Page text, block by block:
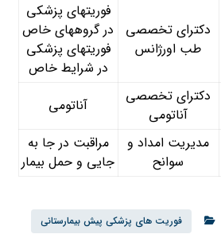
دکترای تخصصی
طب اورژانس
فوریت­های پزشکی
در گروه­های خاص
فوریت­های پزشکی
در شرایط خاص
دکترای تخصصی
آناتومی
آناتومی
مدیریت امداد و
سوانح
مراقبت در جا به
جایی و حمل بیمار
فوريت های پزشكی پیش بیمارستانی